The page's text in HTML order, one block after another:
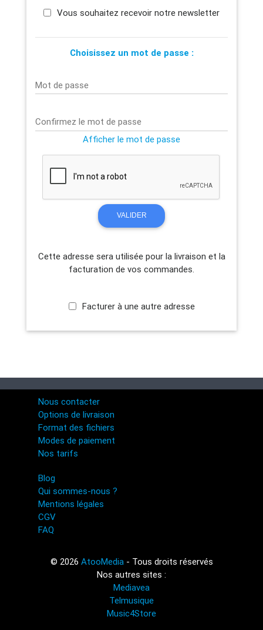
Vous souhaitez recevoir notre newsletter
Choisissez un mot de passe :
Mot de passe
Confirmez le mot de passe
Afficher le mot de passe
VALIDER
Cette adresse sera utilisée pour la livraison et la
facturation de vos commandes.
Facturer à une autre adresse
Nous contacter
Options de livraison
Format des fichiers
Modes de paiement
Nos tarifs
Blog
Qui sommes-nous ?
Mentions légales
CGV
FAQ
© 2026 AtooMedia - Tous droits réservés
Nos autres sites :
Mediavea
Telmusique
Music4Store